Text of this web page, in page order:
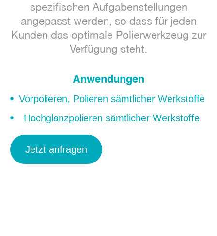
spezifischen Aufgabenstellungen
angepasst werden, so dass für jeden
Kunden das optimale Polierwerkzeug zur
Verfügung steht.
Anwendungen
Vorpolieren, Polieren sämtlicher Werkstoffe
Hochglanzpolieren sämtlicher Werkstoffe
Jetzt anfragen